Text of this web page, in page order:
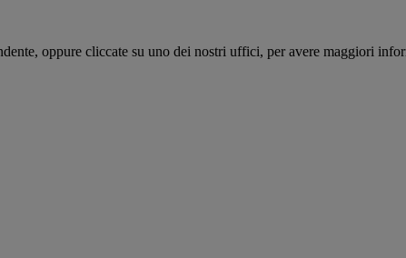
oppure cliccate su uno dei nostri uffici, per avere maggiori